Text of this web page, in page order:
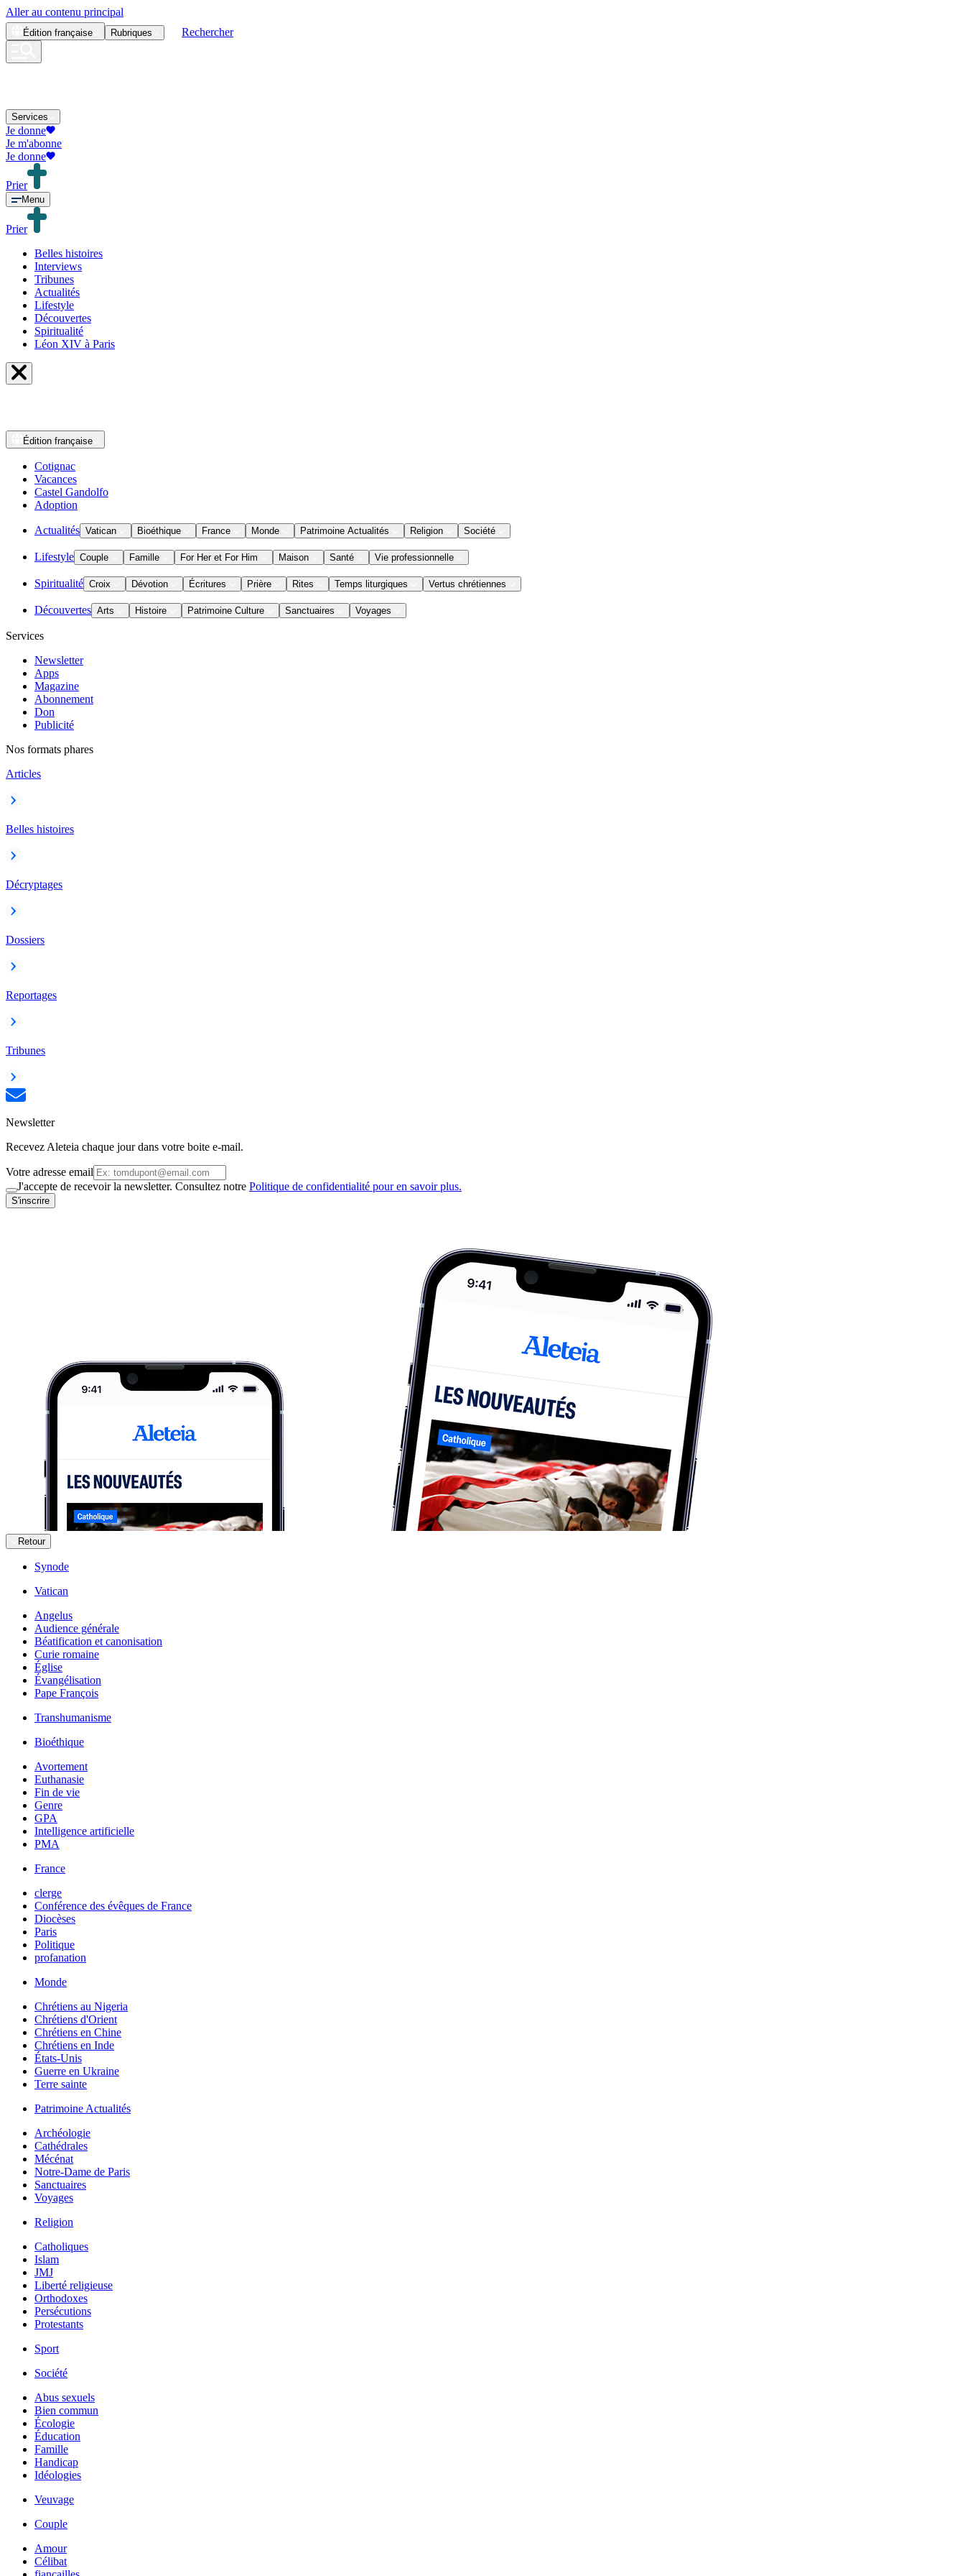
Aller au contenu principal
Édition française Rubriques Rechercher
Services
Je donne
Je m'abonne
Je donne
Prier
Menu
Prier
Belles histoires
Interviews
Tribunes
Actualités
Lifestyle
Découvertes
Spiritualité
Léon XIV à Paris
Édition française
Cotignac
Vacances
Castel Gandolfo
Adoption
Actualités Vatican Bioéthique France Monde Patrimoine Actualités Religion Société
Lifestyle Couple Famille For Her et For Him Maison Santé Vie professionnelle
Spiritualité Croix Dévotion Écritures Prière Rites Temps liturgiques Vertus chrétiennes
Découvertes Arts Histoire Patrimoine Culture Sanctuaires Voyages
Services
Newsletter
Apps
Magazine
Abonnement
Don
Publicité
Nos formats phares
Articles
Belles histoires
Décryptages
Dossiers
Reportages
Tribunes
Newsletter
Recevez Aleteia chaque jour dans votre boite e-mail.
Votre adresse email
J'accepte de recevoir la newsletter. Consultez notre Politique de confidentialité pour en savoir plus.
S'inscrire
Retour
Synode
Vatican
Angelus
Audience générale
Béatification et canonisation
Curie romaine
Église
Évangélisation
Pape François
Transhumanisme
Bioéthique
Avortement
Euthanasie
Fin de vie
Genre
GPA
Intelligence artificielle
PMA
France
clerge
Conférence des évêques de France
Diocèses
Paris
Politique
profanation
Monde
Chrétiens au Nigeria
Chrétiens d'Orient
Chrétiens en Chine
Chrétiens en Inde
États-Unis
Guerre en Ukraine
Terre sainte
Patrimoine Actualités
Archéologie
Cathédrales
Mécénat
Notre-Dame de Paris
Sanctuaires
Voyages
Religion
Catholiques
Islam
JMJ
Liberté religieuse
Orthodoxes
Persécutions
Protestants
Sport
Société
Abus sexuels
Bien commun
Écologie
Éducation
Famille
Handicap
Idéologies
Veuvage
Couple
Amour
Célibat